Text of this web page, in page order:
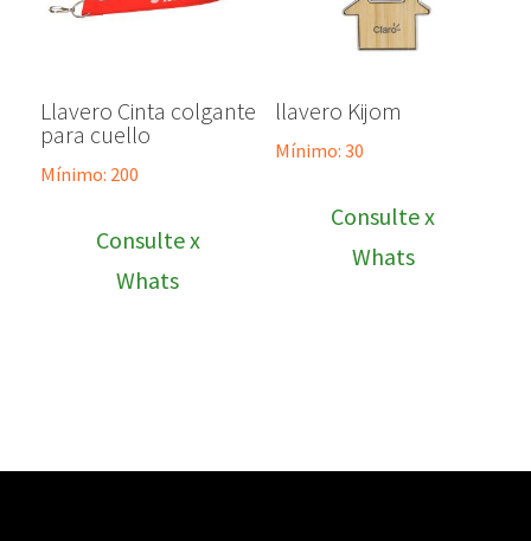
Llavero Cinta colgante
para cuello
Mínimo: 200
Consulte x
Whats
llavero Kijom
Mínimo: 30
Consulte x
Whats